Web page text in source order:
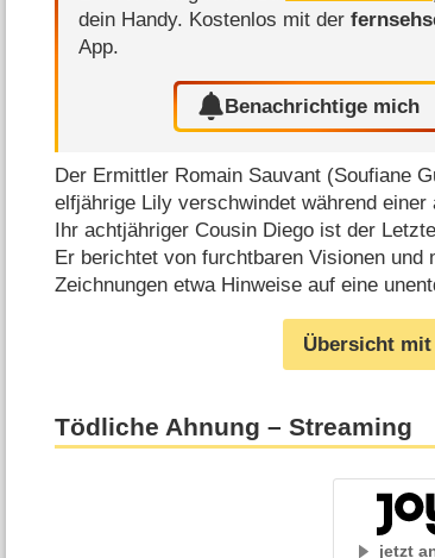
dein Handy. Kostenlos mit der
App.
Benachrichtige mich
Der Ermittler Romain Sauvant (Soufiane
elfjährige Lily verschwindet während
Ihr achtjähriger Cousin Diego ist der
Er berichtet von furchtbaren Visionen und
Zeichnungen etwa Hinweise auf eine
Übersicht
Tödliche Ahnung – Streaming
jetzt